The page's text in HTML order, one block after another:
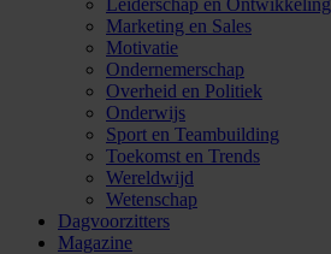
Leiderschap en Ontwikkeling
Marketing en Sales
Motivatie
Ondernemerschap
Overheid en Politiek
Onderwijs
Sport en Teambuilding
Toekomst en Trends
Wereldwijd
Wetenschap
Dagvoorzitters
Magazine